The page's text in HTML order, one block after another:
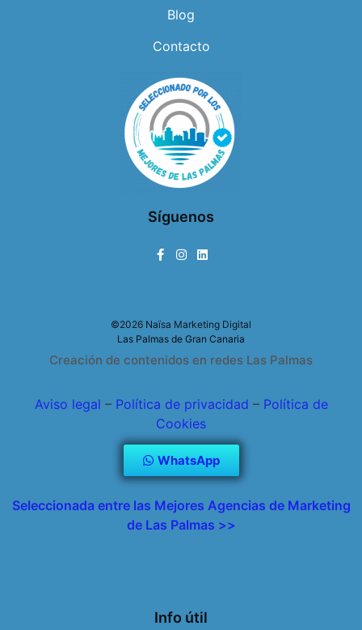
Blog
Contacto
Síguenos
©2026 Naïsa Marketing Digital
Las Palmas de Gran Canaria
Creación de contenidos en redes Las Palmas
Aviso legal – Política de privacidad – Política de
Cookies
WhatsApp
Seleccionada entre las Mejores Agencias de Marketing
de Las Palmas >>
Info útil